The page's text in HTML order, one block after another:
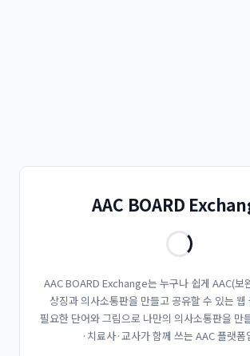
AAC BOARD
AAC BOARD Exchange는 누구나 쉽게 AAC(보
상징과 의사소통판을 만들고 공유할 수 있는 웹
필요한 단어와 그림으로 나만의 의사소통판을 만
·치료사·교사가 함께 쓰는 AAC 플랫폼